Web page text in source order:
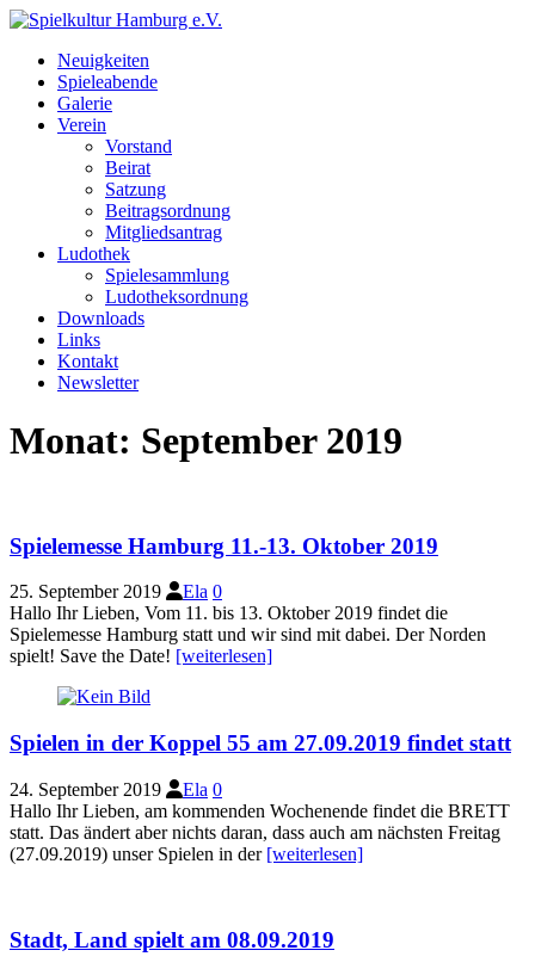
Neuigkeiten
Spieleabende
Galerie
Verein
Vorstand
Beirat
Satzung
Beitragsordnung
Mitgliedsantrag
Ludothek
Spielesammlung
Ludotheksordnung
Downloads
Links
Kontakt
Newsletter
Monat: September 2019
Spielemesse Hamburg 11.-13. Oktober 2019
25. September 2019 Ela 0
Hallo Ihr Lieben, Vom 11. bis 13. Oktober 2019 findet die
Spielemesse Hamburg statt und wir sind mit dabei. Der Norden
spielt! Save the Date! [weiterlesen]
Spielen in der Koppel 55 am 27.09.2019 findet statt
24. September 2019 Ela 0
Hallo Ihr Lieben, am kommenden Wochenende findet die BRETT
statt. Das ändert aber nichts daran, dass auch am nächsten Freitag
(27.09.2019) unser Spielen in der [weiterlesen]
Stadt, Land spielt am 08.09.2019